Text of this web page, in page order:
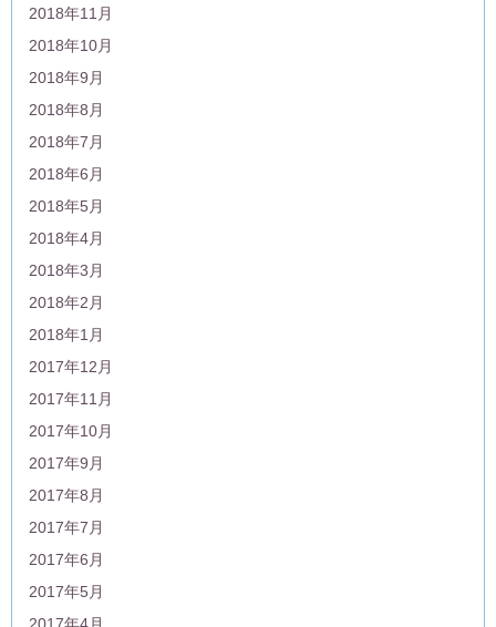
2018年11月
2018年10月
2018年9月
2018年8月
2018年7月
2018年6月
2018年5月
2018年4月
2018年3月
2018年2月
2018年1月
2017年12月
2017年11月
2017年10月
2017年9月
2017年8月
2017年7月
2017年6月
2017年5月